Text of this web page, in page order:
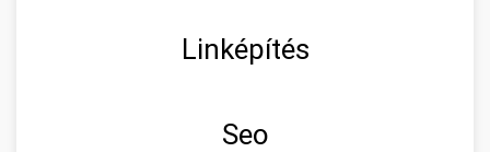
Linképítés
Seo